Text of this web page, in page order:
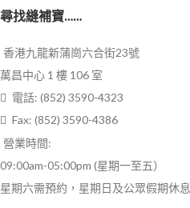
尋找縫補寶……
香港九龍新蒲崗六合街23號
萬昌中心 1 樓 106 室
電話: (852) 3590-4323
Fax: (852) 3590-4386
營業時間:
09:00am-05:00pm (星期一至五）
星期六需預約，星期日及公眾假期休息